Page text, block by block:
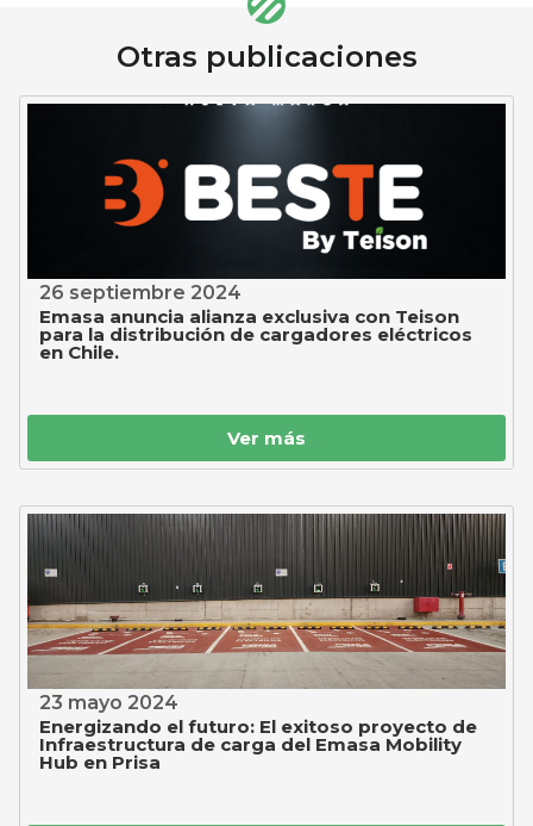
Otras publicaciones
26 septiembre 2024
Emasa anuncia alianza exclusiva con Teison
para la distribución de cargadores eléctricos
en Chile.
Ver más
23 mayo 2024
Energizando el futuro: El exitoso proyecto de
Infraestructura de carga del Emasa Mobility
Hub en Prisa